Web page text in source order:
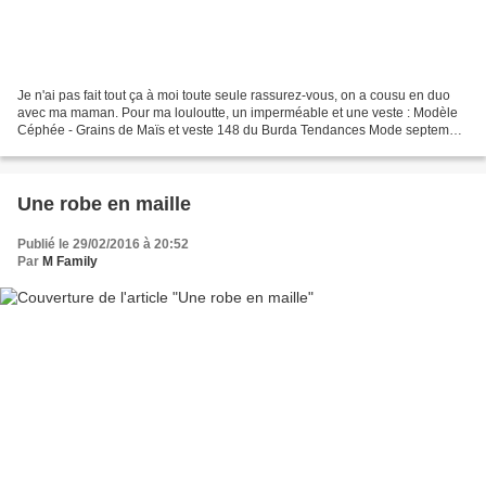
Je n'ai pas fait tout ça à moi toute seule rassurez-vous, on a cousu en duo
avec ma maman. Pour ma louloutte, un imperméable et une veste : Modèle
Céphée - Grains de Maïs et veste 148 du Burda Tendances Mode septembre
Une robe en maille
Publié le 29/02/2016 à 20:52
Par M Family